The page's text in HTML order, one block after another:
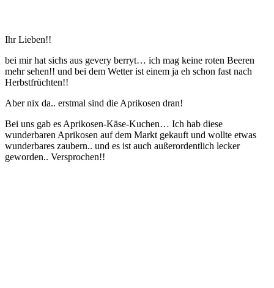
Ihr Lieben!!
bei mir hat sichs aus gevery berryt… ich mag keine roten Beeren
mehr sehen!! und bei dem Wetter ist einem ja eh schon fast nach
Herbstfrüchten!!
Aber nix da.. erstmal sind die Aprikosen dran!
Bei uns gab es Aprikosen-Käse-Kuchen… Ich hab diese
wunderbaren Aprikosen auf dem Markt gekauft und wollte etwas
wunderbares zaubern.. und es ist auch außerordentlich lecker
geworden.. Versprochen!!